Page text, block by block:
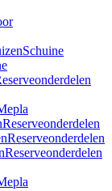
Schuine
Reserveonderdelen
Reserveonderdelen
Reserveonderdelen